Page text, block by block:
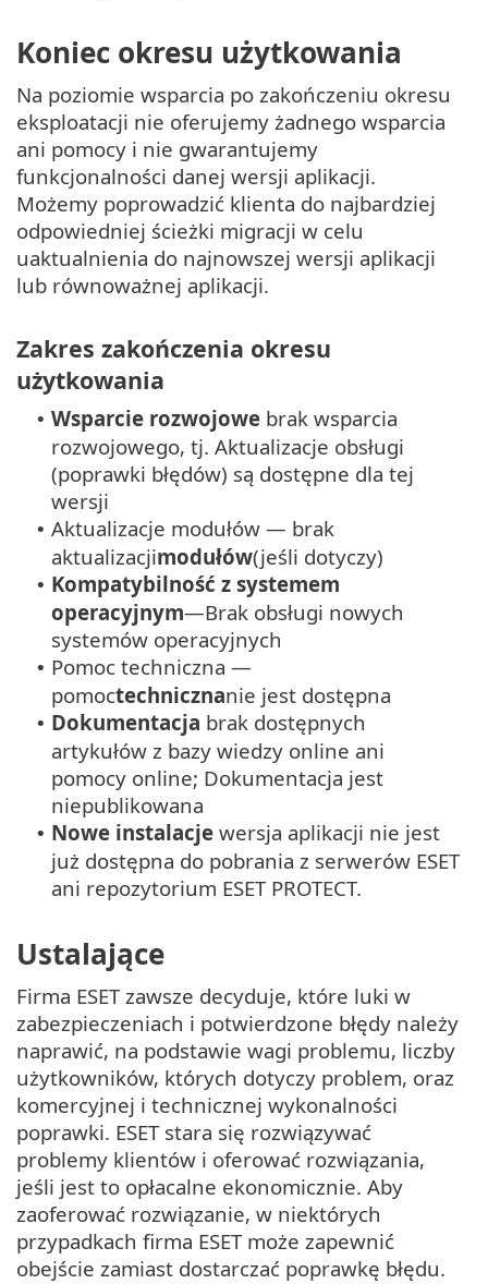
Koniec okresu użytkowania
Na poziomie wsparcia po zakończeniu okresu
eksploatacji nie oferujemy żadnego wsparcia
ani pomocy i nie gwarantujemy
funkcjonalności danej wersji aplikacji.
Możemy poprowadzić klienta do najbardziej
odpowiedniej ścieżki migracji w celu
uaktualnienia do najnowszej wersji aplikacji
lub równoważnej aplikacji.
Zakres zakończenia okresu
użytkowania
• Wsparcie rozwojowe brak wsparcia
rozwojowego, tj. Aktualizacje obsługi
(poprawki błędów) są dostępne dla tej
wersji
• Aktualizacje modułów — brak
aktualizacjimodułów(jeśli dotyczy)
• Kompatybilność z systemem
operacyjnym—Brak obsługi nowych
systemów operacyjnych
• Pomoc techniczna —
pomoctechnicznanie jest dostępna
• Dokumentacja brak dostępnych
artykułów z bazy wiedzy online ani
pomocy online; Dokumentacja jest
niepublikowana
• Nowe instalacje wersja aplikacji nie jest
już dostępna do pobrania z serwerów ESET
ani repozytorium ESET PROTECT.
Ustalające
Firma ESET zawsze decyduje, które luki w
zabezpieczeniach i potwierdzone błędy należy
naprawić, na podstawie wagi problemu, liczby
użytkowników, których dotyczy problem, oraz
komercyjnej i technicznej wykonalności
poprawki. ESET stara się rozwiązywać
problemy klientów i oferować rozwiązania,
jeśli jest to opłacalne ekonomicznie. Aby
zaoferować rozwiązanie, w niektórych
przypadkach firma ESET może zapewnić
obejście zamiast dostarczać poprawkę błędu.